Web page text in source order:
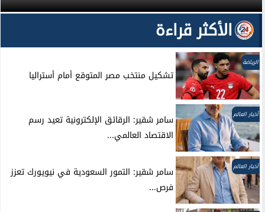
الأكثر قراءة
الرياضة
تشكيل منتخب مصر المتوقع أمام أستراليا
أخبار العالم
سامر شقير: الرقائق الإلكترونية تعيد رسم
الاقتصاد العالمي...
أخبار العالم
سامر شقير: التمور السعودية في نيويورك تعزز
فرص...